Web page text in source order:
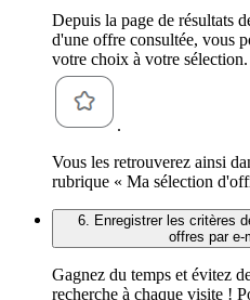
Depuis la page de résultats
d'une offre consultée, vous
votre choix à votre
.
Vous les retrouverez ainsi
rubrique « Ma sélection
6. Enregistrer les critères
offres par e-
Gagnez du temps et évitez
recherche à chaque visite !